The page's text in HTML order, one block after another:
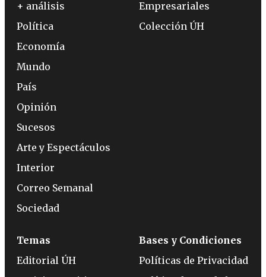
+ análisis
Política
Economía
Mundo
País
Opinión
Sucesos
Arte y Espectáculos
Interior
Correo Semanal
Sociedad
Empresariales
Colección ÚH
Temas
Editorial ÚH
Bases y Condiciones
Políticas de Privacidad